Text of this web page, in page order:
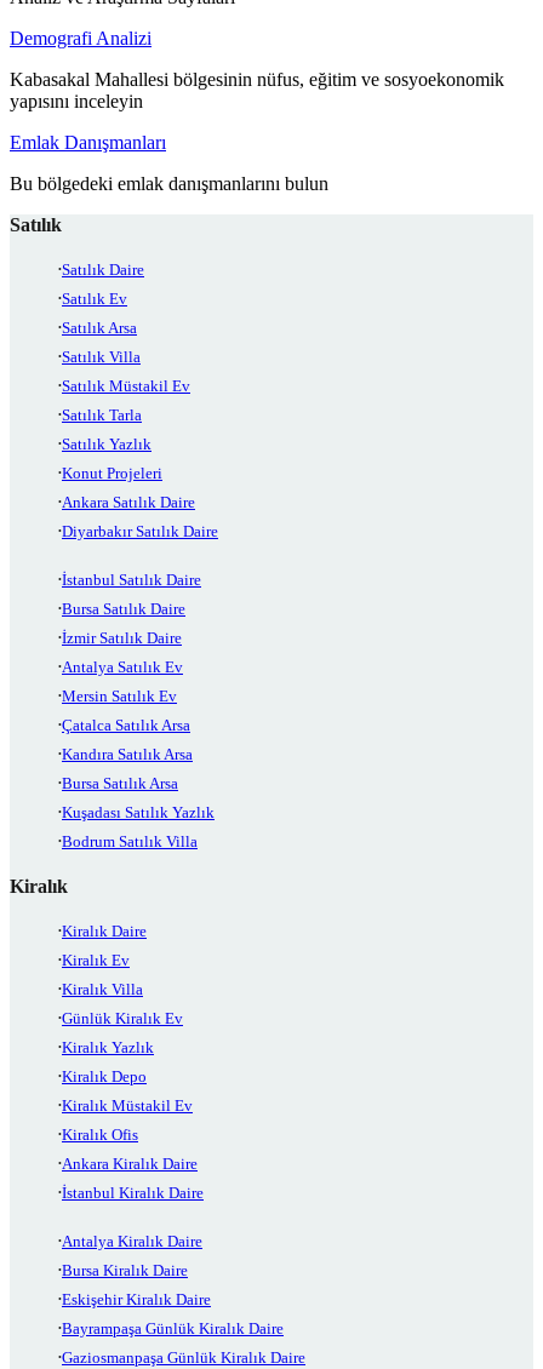
Demografi Analizi
Kabasakal Mahallesi bölgesinin nüfus, eğitim ve sosyoekonomik
yapısını inceleyin
Emlak Danışmanları
Bu bölgedeki emlak danışmanlarını bulun
Satılık
Satılık Daire
Satılık Ev
Satılık Arsa
Satılık Villa
Satılık Müstakil Ev
Satılık Tarla
Satılık Yazlık
Konut Projeleri
Ankara Satılık Daire
Diyarbakır Satılık Daire
İstanbul Satılık Daire
Bursa Satılık Daire
İzmir Satılık Daire
Antalya Satılık Ev
Mersin Satılık Ev
Çatalca Satılık Arsa
Kandıra Satılık Arsa
Bursa Satılık Arsa
Kuşadası Satılık Yazlık
Bodrum Satılık Villa
Kiralık
Kiralık Daire
Kiralık Ev
Kiralık Villa
Günlük Kiralık Ev
Kiralık Yazlık
Kiralık Depo
Kiralık Müstakil Ev
Kiralık Ofis
Ankara Kiralık Daire
İstanbul Kiralık Daire
Antalya Kiralık Daire
Bursa Kiralık Daire
Eskişehir Kiralık Daire
Bayrampaşa Günlük Kiralık Daire
Gaziosmanpaşa Günlük Kiralık Daire